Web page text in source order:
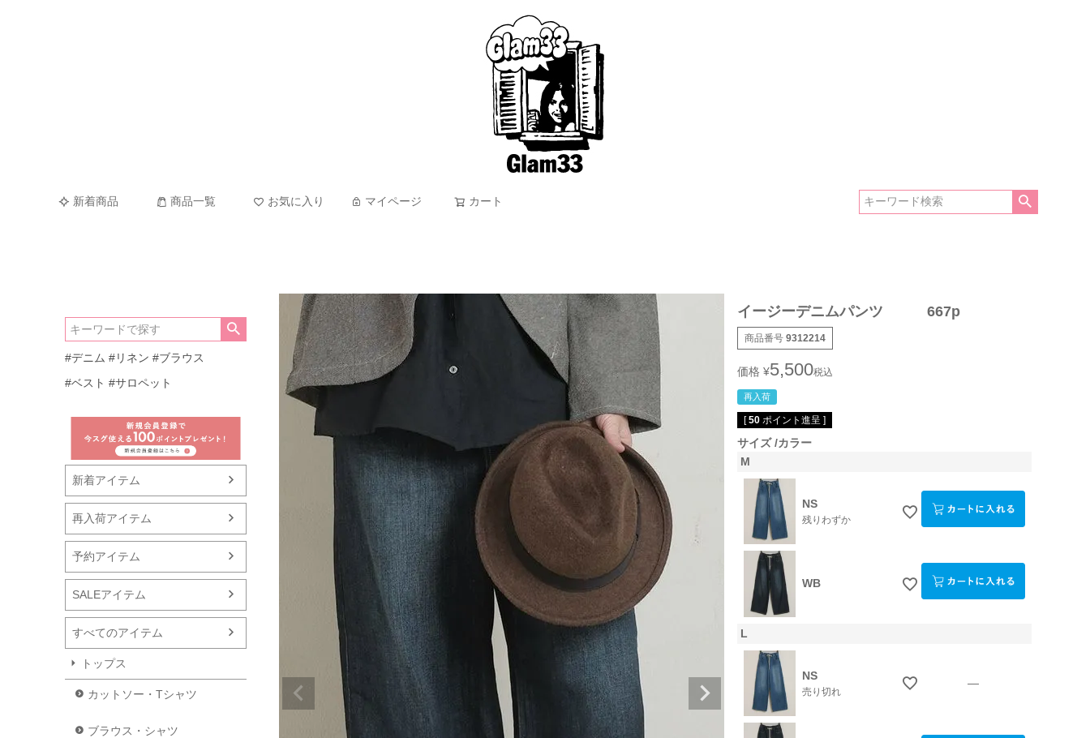
新着商品 商品一覧 お気に入り マイページ カート
#デニム #リネン #ブラウス
#ベスト #サロペット
新着アイテム
再入荷アイテム
予約アイテム
SALEアイテム
すべてのアイテム
トップス
カットソー・Tシャツ
ブラウス・シャツ
イージーデニムパンツ 667p
商品番号 9312214
価格 ¥5,500税込
再入荷
[ 50 ポイント進呈 ]
サイズ カラー
M
NS
残りわずか
WB
L
NS
売り切れ
—